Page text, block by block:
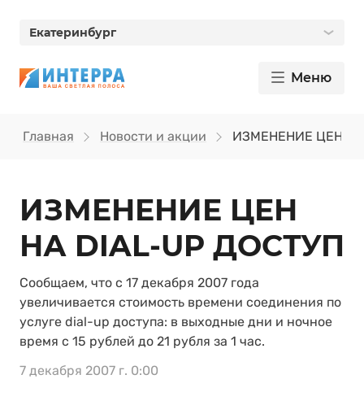
Екатеринбург
Меню
Главная Новости и акции ИЗМЕНЕНИЕ ЦЕН НА
ИЗМЕНЕНИЕ ЦЕН
НА DIAL-UP ДОСТУП
Сообщаем, что с 17 декабря 2007 года
увеличивается стоимость времени соединения по
услуге dial-up доступа: в выходные дни и ночное
время с 15 рублей до 21 рубля за 1 час.
7 декабря 2007 г. 0:00